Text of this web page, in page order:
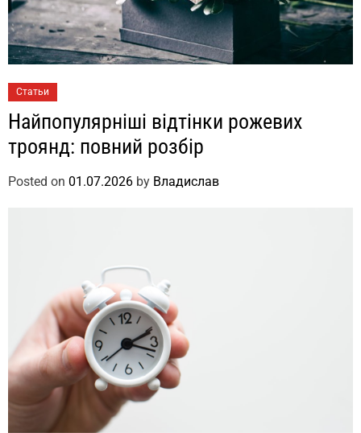
Статьи
Найпопулярніші відтінки рожевих
троянд: повний розбір
Posted on 01.07.2026 by Владислав